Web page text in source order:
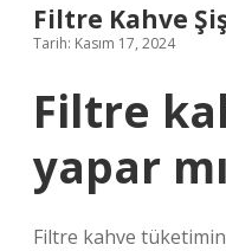
Filtre Kahve
Tarih: Kasım 17, 2024
Filtre
yapar
Filtre kahve